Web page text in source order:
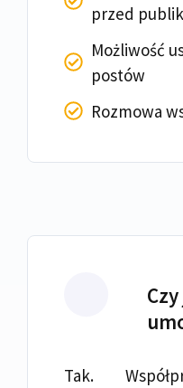
przed
Możliwość
postów
Rozmowa
Tak.